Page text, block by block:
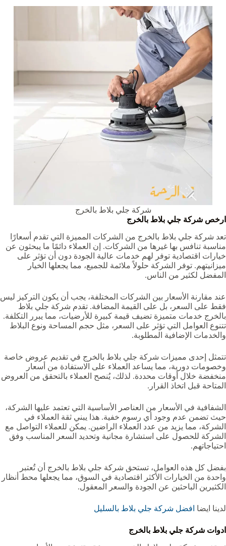
شركة جلي بلاط بالخرج
ارخص شركة جلي بلاط بالخرج
تعد شركة جلي بلاط بالخرج من الشركات المميزة التي تقدم أسعارًا
مناسبة تنافس بها غيرها من الشركات. إن العملاء دائمًا ما يبحثون عن
خيارات اقتصادية توفر لهم خدمات عالية الجودة دون أن تؤثر على
ميزانيتهم. توفر الشركة حلولاً ملائمة للجميع، مما يجعلها الخيار
المفضل لكثير من الناس.
عند مقارنة الأسعار بين الشركات المختلفة، يجب أن يكون التركيز ليس
فقط على السعر، بل على القيمة المضافة. تقدم شركة جلي بلاط
بالخرج خدمات متميزة تضيف قيمة كبيرة للأرضيات، مما يبرر التكلفة.
تتنوع العوامل التي تؤثر على السعر، مثل حجم المساحة ونوع البلاط
والخدمات الإضافية المطلوبة.
تتمثل إحدى مميزات شركة جلي بلاط بالخرج في تقديم عروض خاصة
وخصومات دورية، مما يساعد العملاء على الاستفادة من أسعار
منخفضة خلال أوقات محددة. لذلك، يُنصح العملاء بالتحقق من العروض
المتاحة قبل اتخاذ القرار.
الشفافية في الأسعار من العناصر الأساسية التي تعتمد عليها الشركة،
حيث تضمن عدم وجود أي رسوم خفية. هذا يبني ثقة العملاء في
الشركة، مما يزيد من عدد العملاء الراضين. يمكن للعملاء التواصل مع
الشركة للحصول على استشارة مجانية وتحديد السعر المناسب وفق
احتياجاتهم.
بفضل كل هذه العوامل، تستحق شركة جلي بلاط بالخرج أن تُعتبر
واحدة من الخيارات الأكثر اقتصادية في السوق، مما يجعلها محط أنظار
الكثيرين الباحثين عن الجودة والسعر المعقول.
لدينا ايضا افضل شركة جلي بلاط بالسليل
ادوات شركة جلي بلاط بالخرج